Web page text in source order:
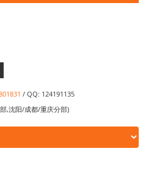
/ QQ: 124191135
,沈阳/成都/重庆分部)